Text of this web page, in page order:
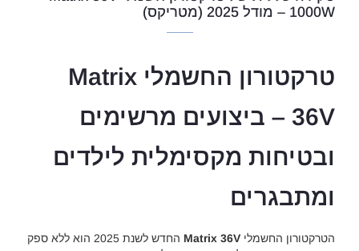
1000W – מודל 2025 (מטריקס)
טרקטורון החשמלי Matrix
36V – ביצועים מרשימים
ובטיחות מקסימלית לילדים
ומתבגרים
הטרקטורון החשמלי Matrix 36V
החדש לשנת 2025 הוא ללא ספק